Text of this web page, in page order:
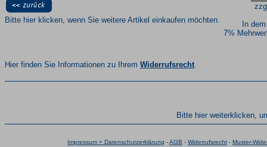
In
7%
Bitte hier klicken, wenn Sie weitere Artikel einkaufen möchten.
Hier finden Sie Informationen zu Ihrem Widerrufsrecht.
Bitte hier weiterklicken,
Impressum + Datenschutzerklärung -AGB - Widerrufsrecht - Muster-